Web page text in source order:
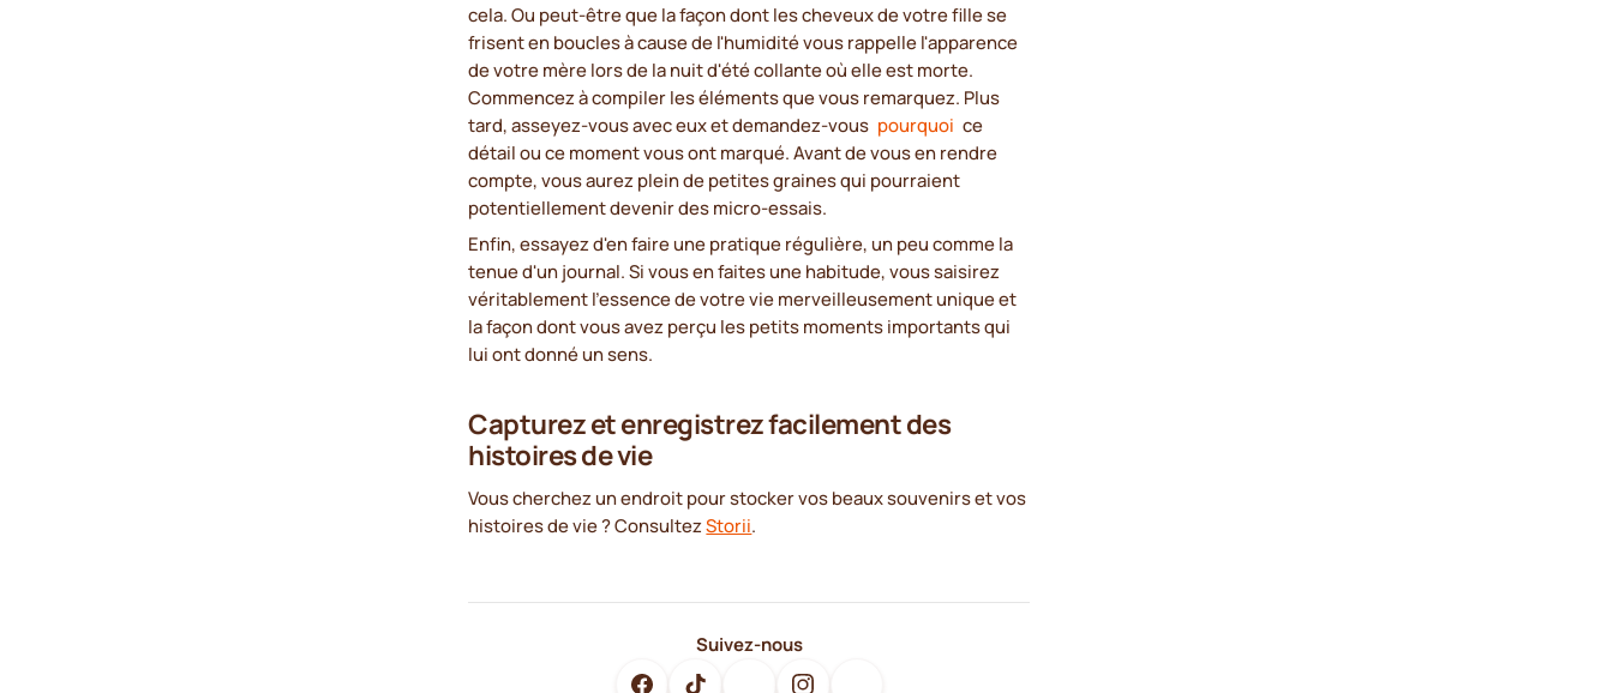
cela. Ou peut-être que la façon dont les cheveux de votre fille se
frisent en boucles à cause de l'humidité vous rappelle l'apparence
de votre mère lors de la nuit d'été collante où elle est morte.
Commencez à compiler les éléments que vous remarquez. Plus
tard, asseyez-vous avec eux et demandez-vous pourquoi ce
détail ou ce moment vous ont marqué. Avant de vous en rendre
compte, vous aurez plein de petites graines qui pourraient
potentiellement devenir des micro-essais.
Enfin, essayez d'en faire une pratique régulière, un peu comme la
tenue d'un journal. Si vous en faites une habitude, vous saisirez
véritablement l'essence de votre vie merveilleusement unique et
la façon dont vous avez perçu les petits moments importants qui
lui ont donné un sens.
Capturez et enregistrez facilement des
histoires de vie
Vous cherchez un endroit pour stocker vos beaux souvenirs et vos
histoires de vie ? ConsultezStorii.
Suivez-nous